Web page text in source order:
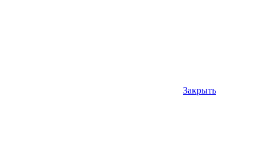
Закрыть